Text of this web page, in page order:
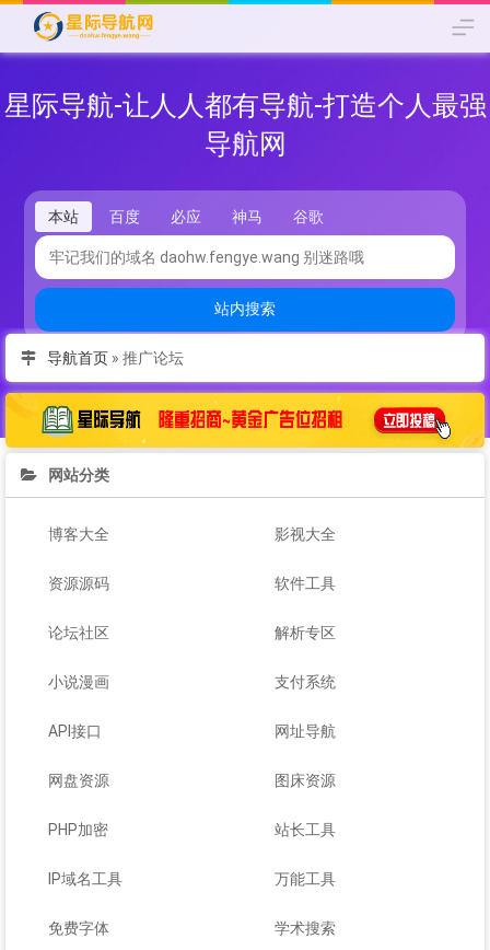
星际导航-让人人都有导航-打造个人最强
导航网
本站 百度 必应 神马 谷歌
站内搜索
导航首页 » 推广论坛
网站分类
博客大全 影视大全
资源源码 软件工具
论坛社区 解析专区
小说漫画 支付系统
API接口 网址导航
网盘资源 图床资源
PHP加密 站长工具
IP域名工具 万能工具
免费字体 学术搜索